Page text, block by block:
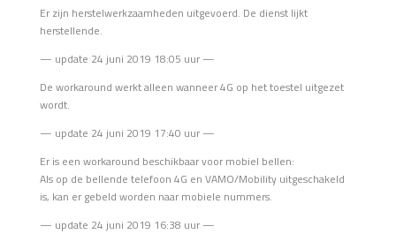
Er zijn herstelwerkzaamheden uitgevoerd. De dienst lijkt
herstellende.
— update 24 juni 2019 18:05 uur —
De workaround werkt alleen wanneer 4G op het toestel uitgezet
wordt.
— update 24 juni 2019 17:40 uur —
Er is een workaround beschikbaar voor mobiel bellen:
Als op de bellende telefoon 4G en VAMO/Mobility uitgeschakeld
is, kan er gebeld worden naar mobiele nummers.
— update 24 juni 2019 16:38 uur —